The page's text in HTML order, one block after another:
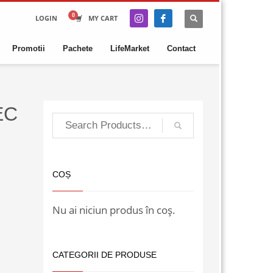
LOGIN MY CART
Promotii Pachete LifeMarket Contact
COȘ
Nu ai niciun produs în coș.
CATEGORII DE PRODUSE